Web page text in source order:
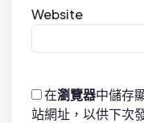
Website
在瀏覽器中儲存
站網址，以供下次